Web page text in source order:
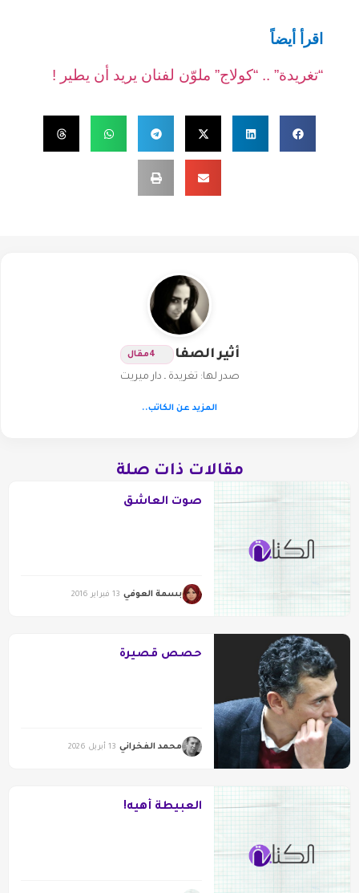
اقرأ أيضاً
“تغريدة” .. “كولاج” ملوّن لفنان يريد أن يطير !
أثير الصفا 4مقال
صدر لها: تغريدة ـ دار ميريت
المزيد عن الكاتب..
مقالات ذات صلة
صوت العاشق
بسمة العوفي 13 فبراير 2016
حصص قصيرة
محمد الفخراني 13 أبريل 2026
العبيطة أهيه!